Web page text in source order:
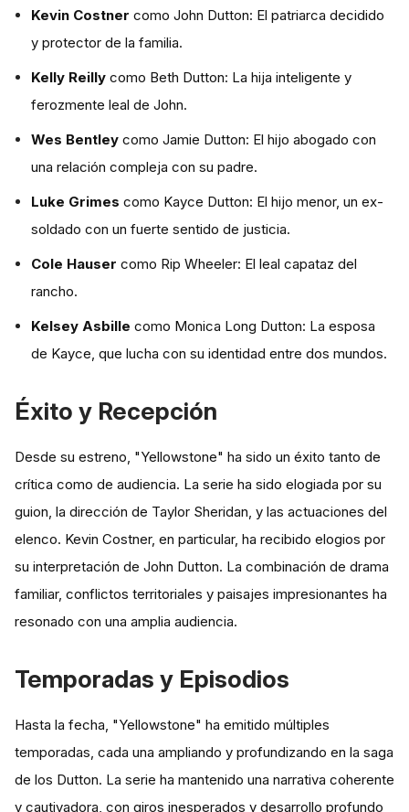
Kevin Costner como John Dutton: El patriarca decidido
y protector de la familia.
Kelly Reilly como Beth Dutton: La hija inteligente y
ferozmente leal de John.
Wes Bentley como Jamie Dutton: El hijo abogado con
una relación compleja con su padre.
Luke Grimes como Kayce Dutton: El hijo menor, un ex-
soldado con un fuerte sentido de justicia.
Cole Hauser como Rip Wheeler: El leal capataz del
rancho.
Kelsey Asbille como Monica Long Dutton: La esposa
de Kayce, que lucha con su identidad entre dos mundos.
Éxito y Recepción
Desde su estreno, "Yellowstone" ha sido un éxito tanto de
crítica como de audiencia. La serie ha sido elogiada por su
guion, la dirección de Taylor Sheridan, y las actuaciones del
elenco. Kevin Costner, en particular, ha recibido elogios por
su interpretación de John Dutton. La combinación de drama
familiar, conflictos territoriales y paisajes impresionantes ha
resonado con una amplia audiencia.
Temporadas y Episodios
Hasta la fecha, "Yellowstone" ha emitido múltiples
temporadas, cada una ampliando y profundizando en la saga
de los Dutton. La serie ha mantenido una narrativa coherente
y cautivadora, con giros inesperados y desarrollo profundo